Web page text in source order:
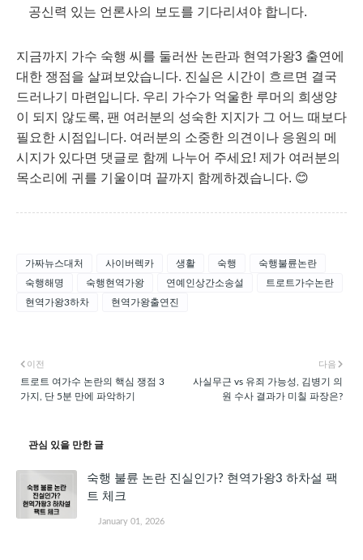
공신력 있는 언론사의 보도를 기다리셔야 합니다.
지금까지 가수 숙행 씨를 둘러싼 논란과 현역가왕3 출연에
대한 쟁점을 살펴보았습니다. 진실은 시간이 흐르면 결국
드러나기 마련입니다. 우리 가수가 억울한 루머의 희생양
이 되지 않도록, 팬 여러분의 성숙한 지지가 그 어느 때보다
필요한 시점입니다. 여러분의 소중한 의견이나 응원의 메
시지가 있다면 댓글로 함께 나누어 주세요! 제가 여러분의
목소리에 귀를 기울이며 끝까지 함께하겠습니다. 😊
가짜뉴스대처 사이버렉카 생활 숙행
숙행불륜논란
숙행해명
숙행현역가왕 연예인상간소송설
트로트가수논란
현역가왕3하차
현역가왕출연진
다음
사실무근 vs 유죄 가능성, 김병기 의
원 수사 결과가 미칠 파장은?
이전
트로트 여가수 논란의 핵심 쟁점 3
가지, 단 5분 만에 파악하기
관심 있을 만한 글
숙행 불륜 논란 진실인가? 현역가왕3 하차설 팩
트 체크
January 01, 2026